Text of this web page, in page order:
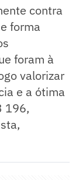
contra
forma
foram à
valorizar
e a ótima
196,